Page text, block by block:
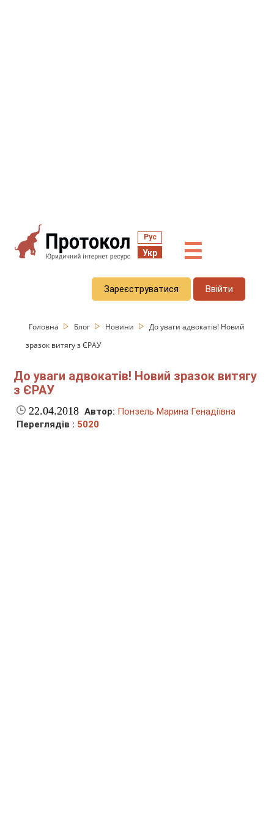
Рус
Укр ☰
Зареєструватися Ввійти
Головна Блог Новини
До уваги адвокатів! Новий
зразок витягу з ЄРАУ
До уваги адвокатів! Новий зразок витягу
з ЄРАУ
22.04.2018 Автор: Понзель Марина Генадіївна
Переглядів : 5020